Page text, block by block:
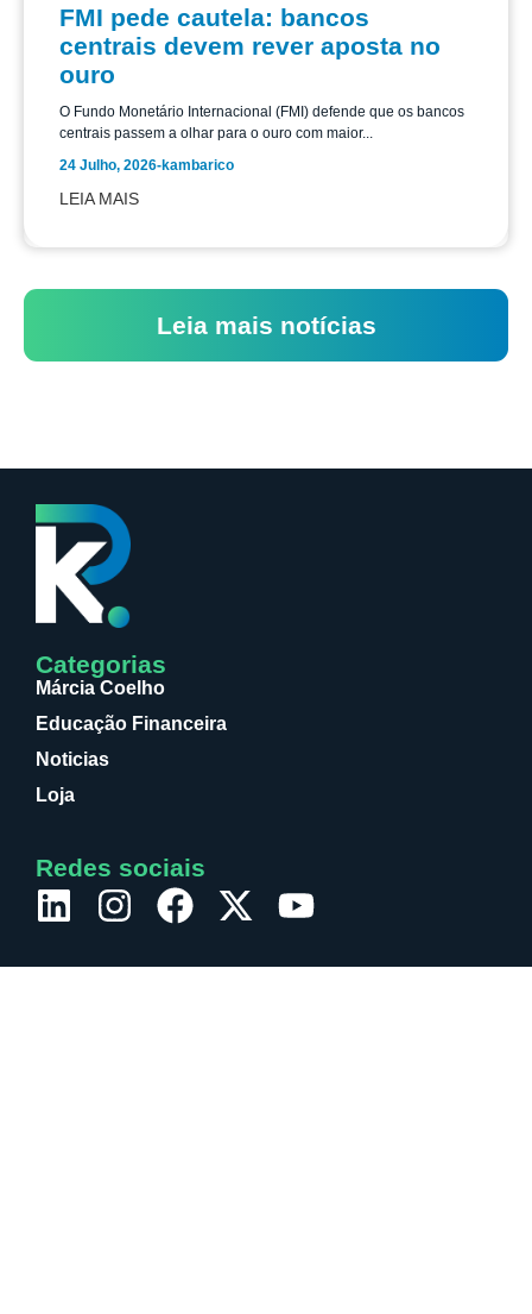
FMI pede cautela: bancos
centrais devem rever aposta no
ouro
O Fundo Monetário Internacional (FMI) defende que os bancos
centrais passem a olhar para o ouro com maior...
24 Julho, 2026-kambarico
LEIA MAIS
Leia mais notícias
Categorias
Márcia Coelho
Educação Financeira
Noticias
Loja
Redes sociais